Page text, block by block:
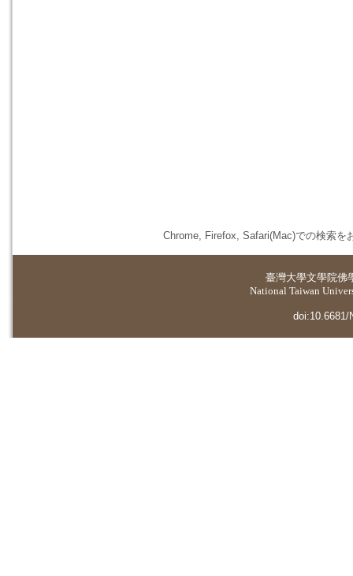
Chrome, Firefox, Safari(Mac)での検索を
臺灣大學文學院佛
National Taiwan
doi:10.6681/